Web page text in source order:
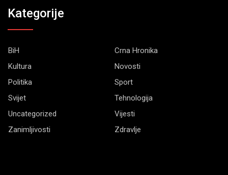
Kategorije
BiH
Crna Hronika
Kultura
Novosti
Politika
Sport
Svijet
Tehnologija
Uncategorized
Vijesti
Zanimljivosti
Zdravlje